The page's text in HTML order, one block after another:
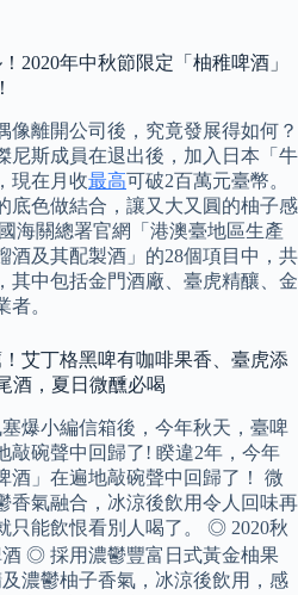
2020年中秋節限定「柚稚啤酒」
像離開公司後，究竟發展得如何？
尼斯成員在退出後，加入日本「牛
現在月收最高可破2百萬元臺幣。
底色做結合，讓又大又圓的柚子感
海關總署官網「港澳臺地區生產
酒及其配製酒」的28個項目中，共
其中包括金門酒廠、臺虎精釀、金
。
艾丁格黑啤有咖啡果香、臺虎添
酒，夏日微醺必喝
爆小編信箱後，今年秋天，臺啤
敲碗聲中回歸了! 睽違2年，今年
酒」在遍地敲碗聲中回歸了！ 微
香氣融合，冰涼後飲用令人回味再
只能飲恨看別人喝了。 ◎ 2020秋
酒 ◎ 採用濃鬱豐富日式黃金柚果
濃鬱柚子香氣，冰涼後飲用，感